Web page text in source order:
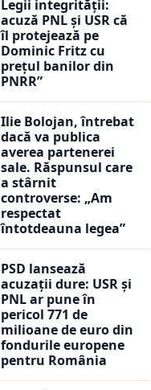
Legii integrității:
acuză PNL și USR că
îl protejează pe
Dominic Fritz cu
prețul banilor din
PNRR”
Ilie Bolojan, întrebat
dacă va publica
averea partenerei
sale. Răspunsul care
a stârnit
controverse: „Am
respectat
întotdeauna legea”
PSD lansează
acuzații dure: USR și
PNL ar pune în
pericol 771 de
milioane de euro din
fondurile europene
pentru România